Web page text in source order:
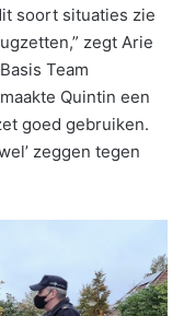
soort situaties zie
zegt Arie
Team
Quintin een
goed gebruiken.
zeggen tegen